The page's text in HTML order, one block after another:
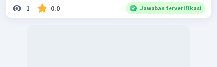
1 0.0 Jawaban terverifikasi